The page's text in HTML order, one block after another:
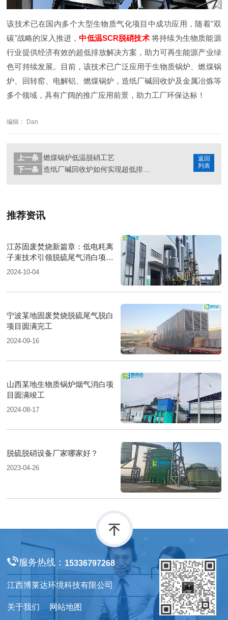
该技术已在国内多个大型生物质气化项目中成功应用，随着"双
碳"战略的深入推进，中低温SCR脱硝技术 将持续为生物质能源
行业提供经济有效的超低排放解决方案，助力可再生能源产业绿
色可持续发展。目前，该技术已广泛应用于生物质锅炉、燃煤锅
炉、回转窑、电解铝、燃煤锅炉，造纸厂碱回收炉及金属冶炼等
多个领域，具有广阔的推广应用前景，助力工厂环保达标！
编辑： Dan
返回
列表
上一条 燃煤锅炉低温脱硝工艺
下一条
推荐资讯
江苏固废焚烧新篇章：低电耗离
子束技术引领脱硫尾气消白项目
圆满落成
2024-10-04
宁波某地固废焚烧脱硫尾气脱白
项目圆满完工
2024-09-16
山西某地生物质锅炉烟气消白项
目圆满竣工
2024-08-17
脱硫脱硝设备厂家哪家好？
2023-04-26
服务热线： 15336797268
江西博莱达环境科技有限公司
关于我们 网站地图